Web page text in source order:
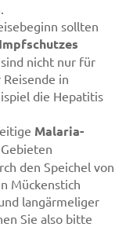
sollten
nicht nur für
in
die Hepatitis
Malaria-
den Speichel von
Mückenstich
langärmeliger
Sie also bitte